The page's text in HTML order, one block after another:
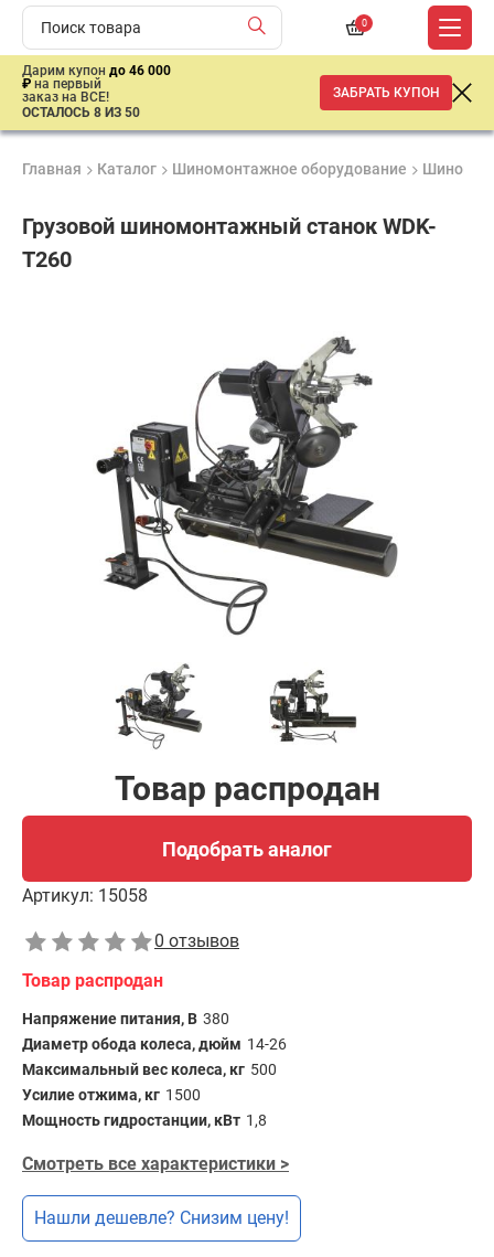
0
Дарим купон до 46 000
₽ на первый
заказ на ВСЕ!
ОСТАЛОСЬ 8 ИЗ 50
ЗАБРАТЬ КУПОН
Главная Каталог Шиномонтажное оборудование
Грузовой шиномонтажный станок WDK-
T260
Товар распродан
Подобрать аналог
Артикул: 15058
0 отзывов
Товар распродан
Напряжение питания, В 380
Диаметр обода колеса, дюйм 14-26
Максимальный вес колеса, кг 500
Усилие отжима, кг 1500
Мощность гидростанции, кВт 1,8
Смотреть все характеристики >
Нашли дешевле? Снизим цену!
Подобрать аналог